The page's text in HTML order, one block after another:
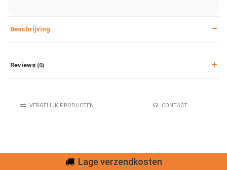
Beschrijving
Reviews (0)
VERGELIJK PRODUCTEN CONTACT
Lage verzendkosten